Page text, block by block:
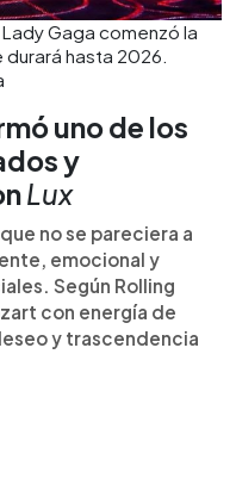
Gaga comenzó la
durará hasta 2026.
uno de los
y
Lux
no se pareciera a
emocional y
Según Rolling
con energía de
y trascendencia